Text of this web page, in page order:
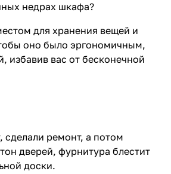
недрах шкафа?
для хранения вещей и
оно было эргономичным,
избавив вас от бесконечной
сделали ремонт, а потом
дверей, фурнитура блестит
доски.